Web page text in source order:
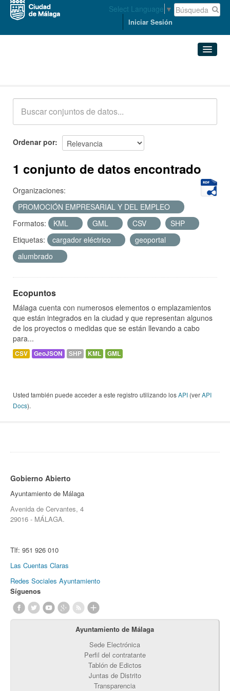
Select Language ▼
Iniciar Sesión
Acerca de
Ordenar por
1 conjunto de datos encontrado
Organizaciones:
PROMOCIÓN EMPRESARIAL Y DEL EMPLEO
Formatos:
KML GML CSV
SHP
Etiquetas:
cargador eléctrico
geoportal
alumbrado
Ecopuntos
Málaga cuenta con numerosos elementos o emplazamientos
que están integrados en la ciudad y que representan algunos
de los proyectos o medidas que se están llevando a cabo
para...
CSV GeoJSON SHP KML GML
Usted también puede acceder a este registro utilizando losAPI (verAPI
Docs).
Gobierno Abierto
Ayuntamiento de Málaga
Avenida de Cervantes, 4
29016 - MÁLAGA.
Tlf: 951 926 010
Las Cuentas Claras
Redes Sociales Ayuntamiento
Síguenos
Ayuntamiento de Málaga
Sede Electrónica
Perfil del contratante
Tablón de Edictos
Juntas de Distrito
Transparencia